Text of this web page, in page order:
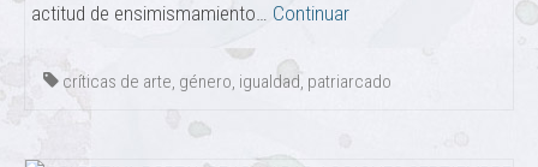
actitud de ensimismamiento… Continuar
críticas de arte, género, igualdad, patriarcado